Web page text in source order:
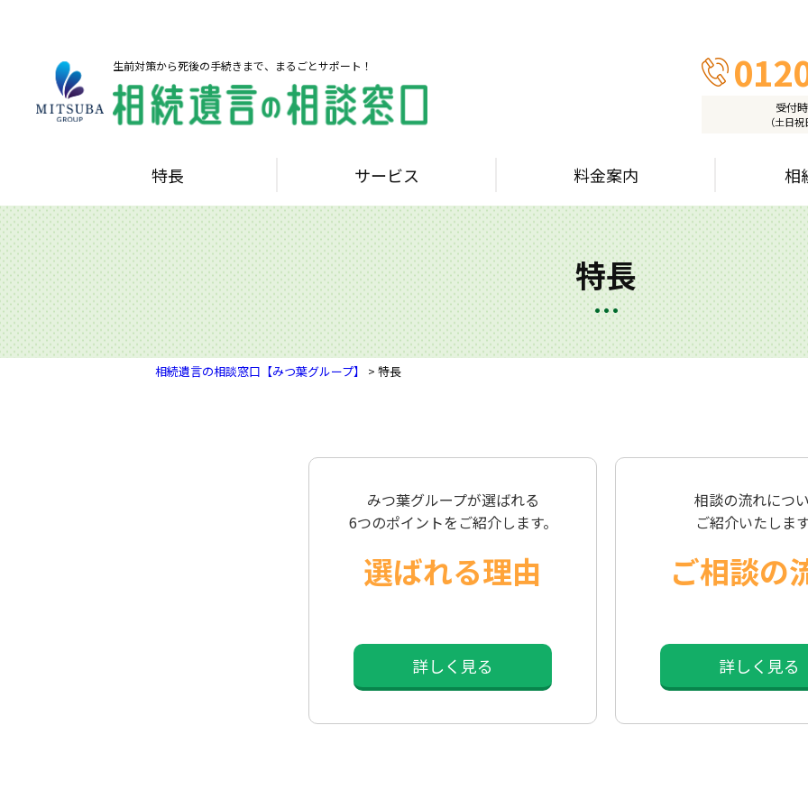
生前対策から死後の手続きまで、まるごとサポート！
受付
（土日
特長 サービス 料金案内 相
相続コラム 解決事例
特長
相続遺言の相談窓口【みつ葉グループ】 > 特長
みつ葉グループが選ばれる
6つのポイントをご紹介します。
選ばれる理由
詳しく見る
相談の流れにつ
ご紹介いたします
ご相談の
詳しく見る